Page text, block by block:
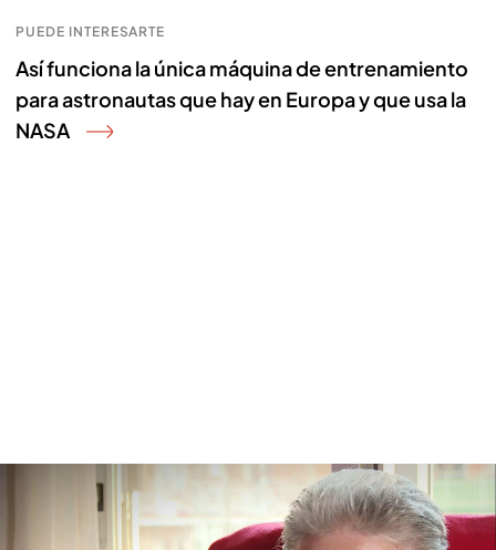
PUEDE INTERESARTE
Así funciona la única máquina de entrenamiento
para astronautas que hay en Europa y que usa la
NASA
La soledad entre las personas mayores, la nueva epidemia del siglo XXI:
"No tienes a nadie"